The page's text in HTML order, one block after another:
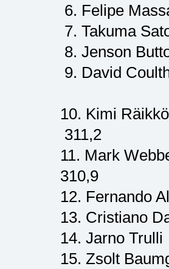
6. Felipe
7.
8. Jenson
9. David
10. Kimi
311,2
11. Mark
310,9
12.
13. Cristiano
14. Jarno
15. Zsolt